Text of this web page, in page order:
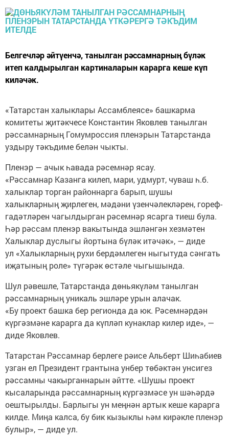
Белгечләр әйтүенчә, танылган рәссамнарның бүләк
итеп калдырылган картиналарын карарга кеше күп
киләчәк.
«Татарстан халыклары Ассамблеясе» башкарма
комитеты җитәкчесе Константин Яковлев танылган
рәссамнарның Гомумроссия пленэрын Татарстанда
уздыру тәкъдиме белән чыкты.
Пленэр — ачык һавада рәсемнәр ясау.
«Рәссамнар Казанга килеп, мари, удмурт, чуваш һ.б.
халыклар торган районнарга барып, шушы
халыкларның җирлеген, мәдәни үзенчәлекләрен, гореф-
гадәтләрен чагылдырган рәсемнәр ясарга тиеш була.
Һәр рәссам пленэр вакытында эшләнгән хезмәтен
Халыклар дуслыгы йортына бүләк итәчәк», — диде
ул «Халыкларның рухи бердәмлеген ныгытуда сәнгать
иҗатының роле» түгәрәк өстәле чыгышында.
Шул рәвешле, Татарстанда дөньякүләм танылган
рәссамнарның уникаль эшләре урын алачак.
«Бу проект башка бер регионда да юк. Рәсемнәрдән
күргәзмәне карарга да күпләп кунаклар килер иде», —
диде Яковлев.
Татарстан Рәссамнар берлеге рәисе Альберт Шиһабиев
узган ел Президент грантына унбер төбәктән унсигез
рәссамны чакырганнарын әйтте. «Шушы проект
кысаларында рәссамнарның күргәзмәсе ун шәһәрдә
оештырылды. Барлыгы ун меңнән артык кеше карарга
килде. Миңа калса, бу бик кызыклы һәм кирәкле пленэр
булыр», — диде ул.